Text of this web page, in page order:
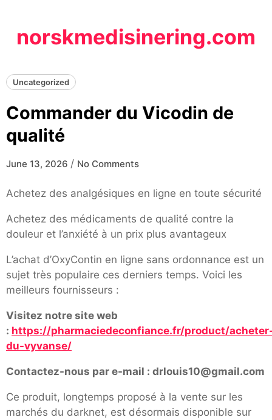
contentnorskmedisinering.com
Uncategorized
Commander du Vicodin de
qualité
June 13, 2026 / No Comments
Achetez des analgésiques en ligne en toute sécurité
Achetez des médicaments de qualité contre la
douleur et l’anxiété à un prix plus avantageux
L’achat d’OxyContin en ligne sans ordonnance est un
sujet très populaire ces derniers temps. Voici les
meilleurs fournisseurs :
Visitez notre site web
: https://pharmaciedeconfiance.fr/product/
du-vyvanse/
Contactez-nous par e-mail : drlouis10@gmail.com
Ce produit, longtemps proposé à la vente sur les
marchés du darknet, est désormais disponible sur